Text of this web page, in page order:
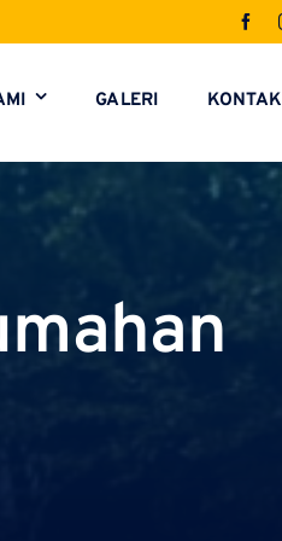
GALERI KONTAK